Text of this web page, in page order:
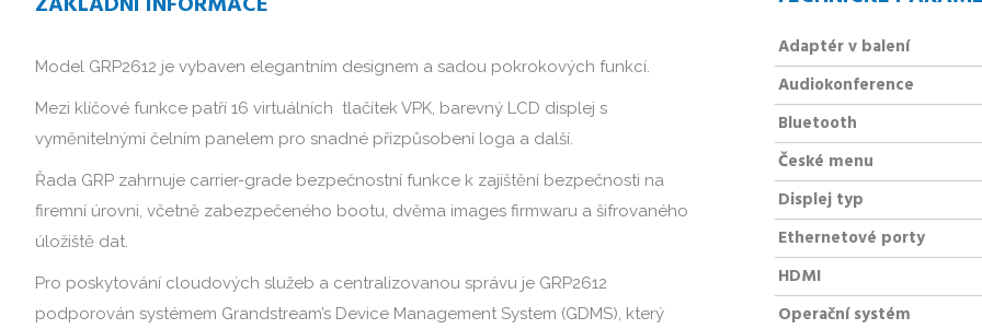
Model GRP2612 je vybaven elegantním designem a sadou pokrokových funkcí.
Mezi klíčové funkce patří 16 virtuálních tlačítek VPK, barevný LCD displej s
vyměnitelnými čelním panelem pro snadné přizpůsobení loga a další.
Řada GRP zahrnuje carrier-grade bezpečnostní funkce k zajištění bezpečnosti na
firemní úrovni, včetně zabezpečeného bootu, dvěma images firmwaru a šifrovaného
úložiště dat.
Pro poskytování cloudových služeb a centralizovanou správu je GRP2612
podporován systémem Grandstream’s Device Management System (GDMS), který
Adaptér v balení
Audiokonference
Bluetooth
České menu
Displej typ
Ethernetové porty
HDMI
Operační systém